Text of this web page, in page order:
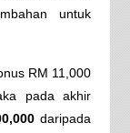
untuk
RM 11,000
pada akhir
daripada